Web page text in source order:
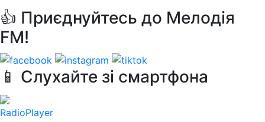
👍 Приєднуйтесь до Мелодія
FM!
📱 Слухайте зі смартфона
RadioPlayer